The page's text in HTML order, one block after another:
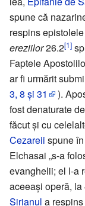
spune că
respins
ereziilor26.2[1]
Faptele
ar fi urmărit
3, 8 și 31
).
fost denaturate de
făcut și cu
Cezareii spune
Elchasai „s-a
evanghelii; el l-a
aceeași operă, la
Sirianul a